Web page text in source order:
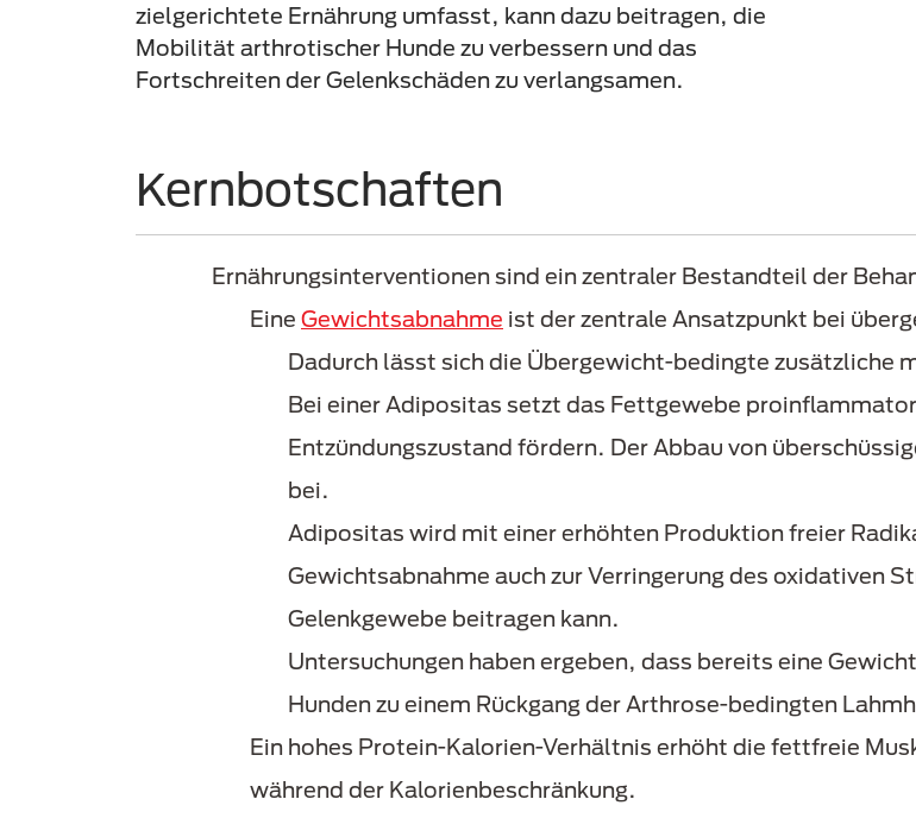
zielgerichtete Ernährung umfasst, kann dazu beitragen, die
Mobilität arthrotischer Hunde zu verbessern und das
Fortschreiten der Gelenkschäden zu verlangsamen.
Kernbotschaften
Ernährungsinterventionen sind ein zentraler Bestandteil der
Eine Gewichtsabnahme ist der zentrale Ansatzpunkt bei
Dadurch lässt sich die Übergewicht-bedingte zusätzliche
Bei einer Adipositas setzt das Fettgewebe
Entzündungszustand fördern. Der Abbau von
bei.
Adipositas wird mit einer erhöhten Produktion freier
Gewichtsabnahme auch zur Verringerung des oxidativen
Gelenkgewebe beitragen kann.
Untersuchungen haben ergeben, dass bereits eine
Hunden zu einem Rückgang der Arthrose-bedingten
Ein hohes Protein-Kalorien-Verhältnis erhöht die fettfreie
während der Kalorienbeschränkung.